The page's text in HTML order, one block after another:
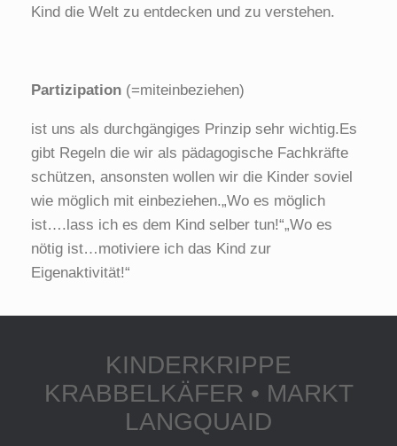
Kind die Welt zu entdecken und zu verstehen.
Partizipation (=miteinbeziehen)
ist uns als durchgängiges Prinzip sehr wichtig.Es
gibt Regeln die wir als pädagogische Fachkräfte
schützen, ansonsten wollen wir die Kinder soviel
wie möglich mit einbeziehen.„Wo es möglich
ist….lass ich es dem Kind selber tun!“„Wo es
nötig ist…motiviere ich das Kind zur
Eigenaktivität!“
KINDERKRIPPE
KRABBELKÄFER • MARKT
LANGQUAID